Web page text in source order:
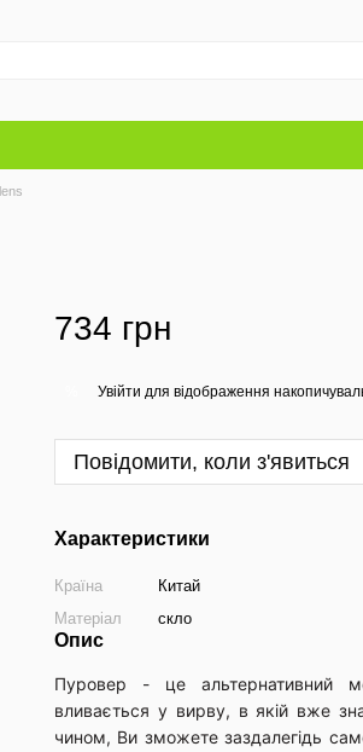
734 грн
Увійти для відображення
Повідомити, коли з'явиться
Характеристики
Країна
Китай
Матеріал
скло
Опис
Пуровер - це альтернативний
вливається у вирву, в якій вже
чином, Ви зможете заздалегідь